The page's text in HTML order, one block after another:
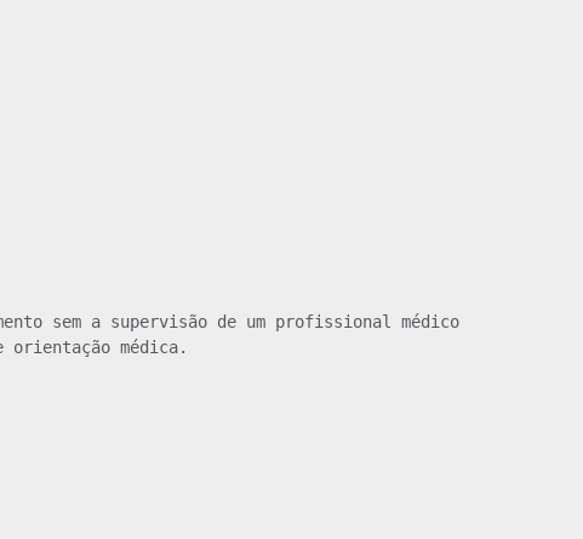
sem a supervisão de um profissional médico
médica.